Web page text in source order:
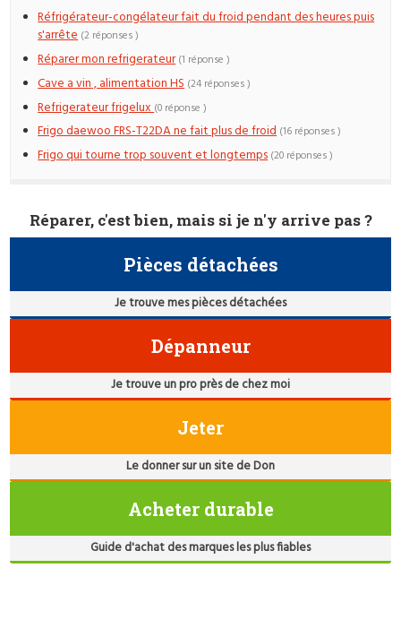
Réfrigérateur-congélateur fait du froid pendant des heures puis
s'arrête (2 réponses )
Réparer mon refrigerateur (1 réponse )
Cave a vin , alimentation HS (24 réponses )
Refrigerateur frigelux(0 réponse )
Frigo daewoo FRS-T22DA ne fait plus de froid (16 réponses )
Frigo qui tourne trop souvent et longtemps (20 réponses )
Réparer, c'est bien, mais si je n'y arrive pas ?
Pièces détachées
Je trouve mes pièces détachées
Dépanneur
Je trouve un pro près de chez moi
Jeter
Le donner sur un site de Don
Acheter durable
Guide d'achat des marques les plus fiables